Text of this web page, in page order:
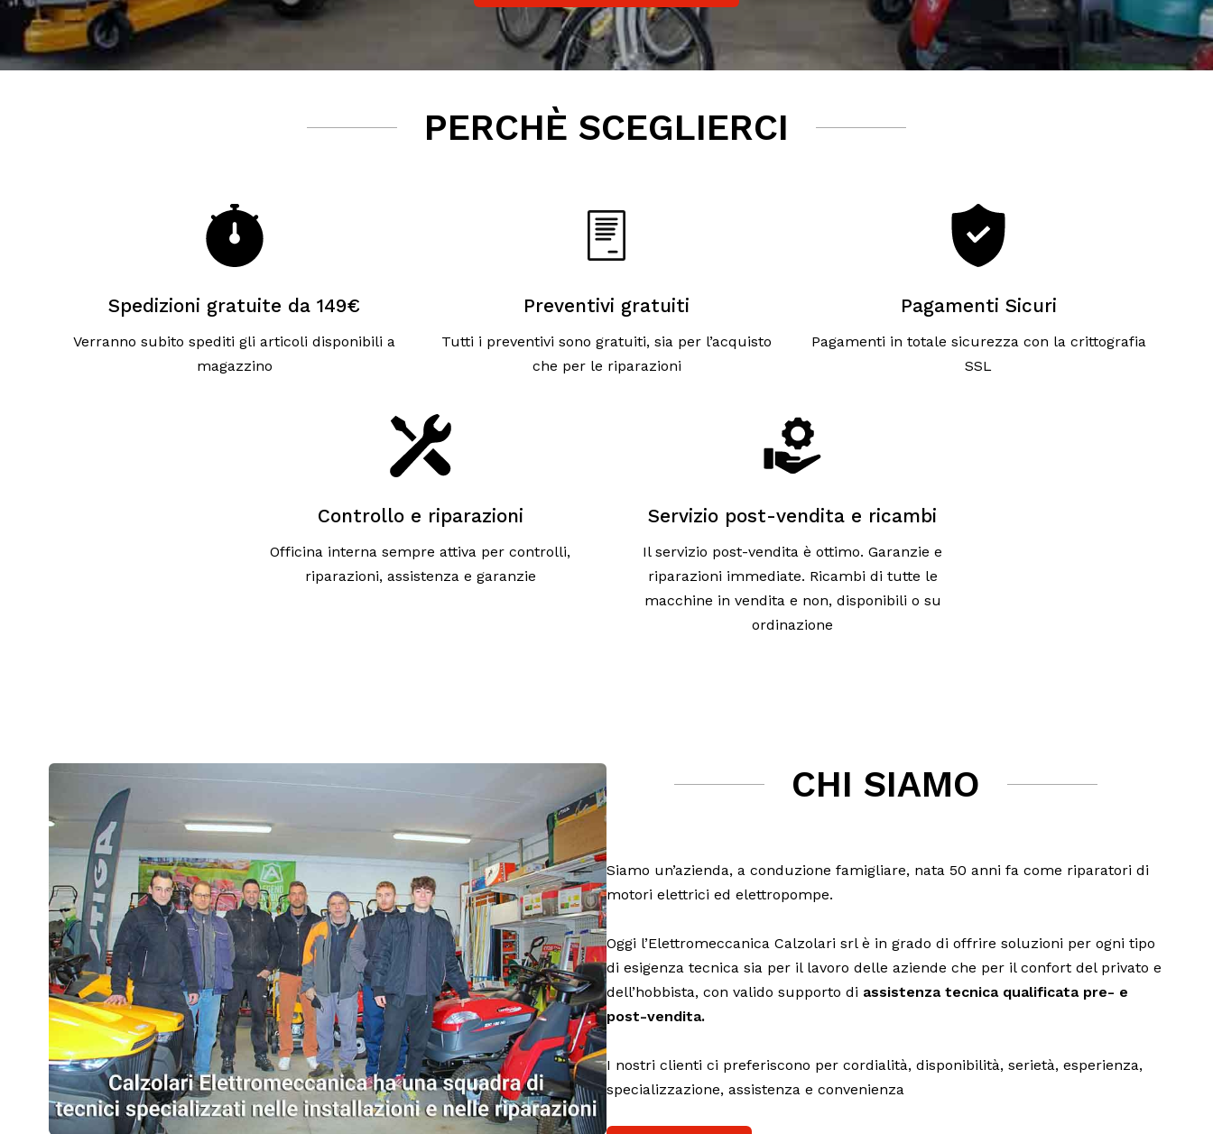
PERCHÈ SCEGLIERCI
Spedizioni gratuite da 149€
Verranno subito spediti gli articoli disponibili a
magazzino
Preventivi gratuiti
Tutti i preventivi sono gratuiti, sia per l’acquisto
che per le riparazioni
Pagamenti Sicuri
Pagamenti in totale sicurezza con la crittografia
SSL
Controllo e riparazioni
Officina interna sempre attiva per controlli,
riparazioni, assistenza e garanzie
Servizio post-vendita e ricambi
Il servizio post-vendita è ottimo. Garanzie e
riparazioni immediate. Ricambi di tutte le
macchine in vendita e non, disponibili o su
ordinazione
CHI SIAMO
Siamo un’azienda, a conduzione famigliare, nata 50 anni fa come riparatori di
motori elettrici ed elettropompe.
Oggi l’Elettromeccanica Calzolari srl è in grado di offrire soluzioni per ogni tipo
di esigenza tecnica sia per il lavoro delle aziende che per il confort del privato e
dell’hobbista, con valido supporto di assistenza tecnica qualificata pre- e
post-vendita.
I nostri clienti ci preferiscono per cordialità, disponibilità, serietà, esperienza,
specializzazione, assistenza e convenienza